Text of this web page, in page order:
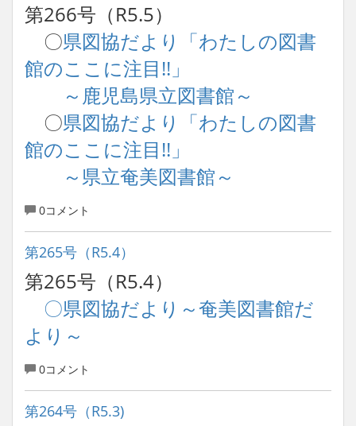
第266号（R5.5）
〇県図協だより「わたしの図書
館のここに注目!!」
～鹿児島県立図書館～
〇県図協だより「わたしの図書
館のここに注目!!」
～県立奄美図書館～
0コメント
第265号（R5.4）
第265号（R5.4）
〇県図協だより～奄美図書館だ
より～
0コメント
第264号（R5.3)